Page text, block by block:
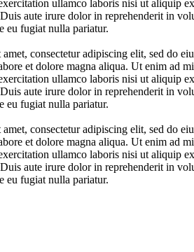
ullamco laboris nisi ut aliquip
aute irure dolor in reprehenderit in
eu fugiat nulla pariatur.
consectetur adipiscing elit, sed do
et dolore magna aliqua. Ut enim ad
ullamco laboris nisi ut aliquip
aute irure dolor in reprehenderit in
eu fugiat nulla pariatur.
consectetur adipiscing elit, sed do
et dolore magna aliqua. Ut enim ad
ullamco laboris nisi ut aliquip
aute irure dolor in reprehenderit in
eu fugiat nulla pariatur.